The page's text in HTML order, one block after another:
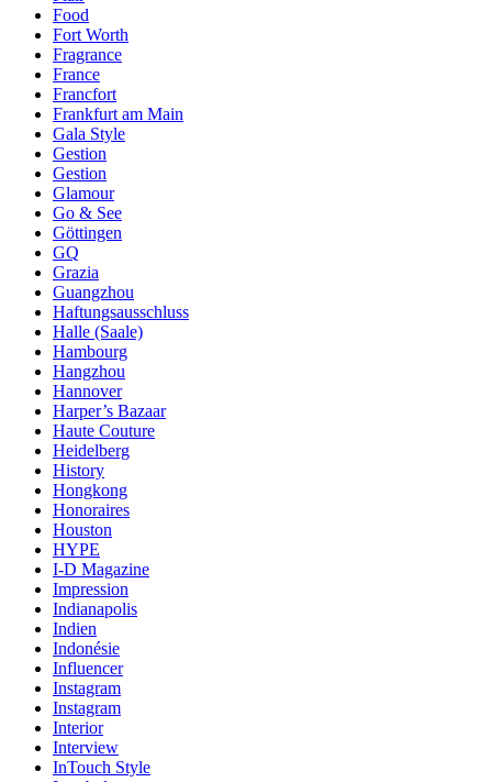
Food
Fort Worth
Fragrance
France
Francfort
Frankfurt am Main
Gala Style
Gestion
Gestion
Glamour
Go & See
Göttingen
GQ
Grazia
Guangzhou
Haftungsausschluss
Halle (Saale)
Hambourg
Hangzhou
Hannover
Harper’s Bazaar
Haute Couture
Heidelberg
History
Hongkong
Honoraires
Houston
HYPE
I-D Magazine
Impression
Indianapolis
Indien
Indonésie
Influencer
Instagram
Instagram
Interior
Interview
InTouch Style